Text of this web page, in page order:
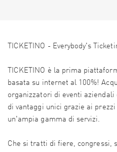
TICKETINO - Everybody's
TICKETINO è la prima
basata su internet al 100%!
organizzatori di eventi aziendali
di vantaggi unici grazie ai
un'ampia gamma di servizi.
Che si tratti di fiere, congressi,